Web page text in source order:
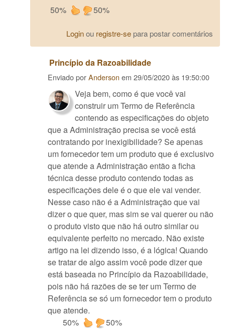
50%
50%
Loginou registre-separa postar comentários
Princípio da Razoabilidade
Enviado porAnderson em 29/05/2020 às 19:50:00
Veja bem, como é que você vai
construir um Termo de Referência
contendo as especificações do objeto
que a Administração precisa se você está
contratando por inexigibilidade? Se apenas
um fornecedor tem um produto que é exclusivo
que atende a Administração então a ficha
técnica desse produto contendo todas as
especificações dele é o que ele vai vender.
Nesse caso não é a Administração que vai
dizer o que quer, mas sim se vai querer ou não
o produto visto que não há outro similar ou
equivalente perfeito no mercado. Não existe
artigo na lei dizendo isso, é a lógica! Quando
se tratar de algo assim você pode dizer que
está baseada no Princípio da Razoabilidade,
pois não há razões de se ter um Termo de
Referência se só um fornecedor tem o produto
que atende.
50%
50%